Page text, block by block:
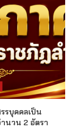
รบุคคลเป็น
นวน 2 อัตรา